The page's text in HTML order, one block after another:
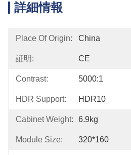
詳細情報
Place Of Origin: China
証明: CE
Contrast: 5000:1
HDR Support: HDR10
Cabinet Weight: 6.9kg
Module Size: 320*160